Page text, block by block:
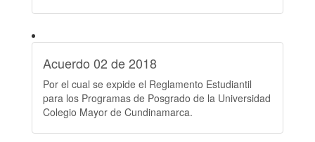
Acuerdo 02 de 2018
Por el cual se expide el Reglamento Estudiantil
para los Programas de Posgrado de la Universidad
Colegio Mayor de Cundinamarca.